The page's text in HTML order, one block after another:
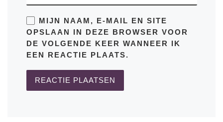
MIJN NAAM, E-MAIL EN SITE
OPSLAAN IN DEZE BROWSER VOOR
DE VOLGENDE KEER WANNEER IK
EEN REACTIE PLAATS.